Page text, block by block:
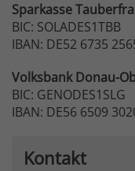
Sparkasse
BIC: SOLADES1TBB
IBAN: DE52 6735
VolksbankDonau-
BIC: GENODES1SLG
IBAN: DE56 6509
Kontakt